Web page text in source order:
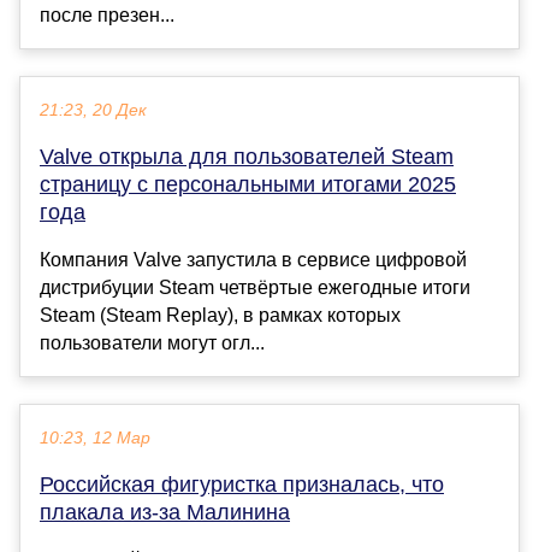
после презен...
21:23, 20 Дек
Valve открыла для пользователей Steam
страницу с персональными итогами 2025
года
Компания Valve запустила в сервисе цифровой
дистрибуции Steam четвёртые ежегодные итоги
Steam (Steam Replay), в рамках которых
пользователи могут огл...
10:23, 12 Мар
Российская фигуристка призналась, что
плакала из-за Малинина